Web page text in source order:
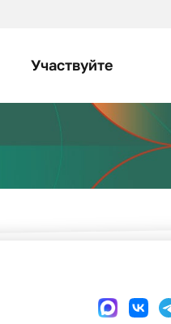
Участвуйте